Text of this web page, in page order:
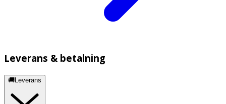
Leverans & betalning
🚚Leverans